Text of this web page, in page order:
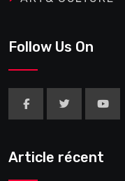
Follow Us On
Article récent